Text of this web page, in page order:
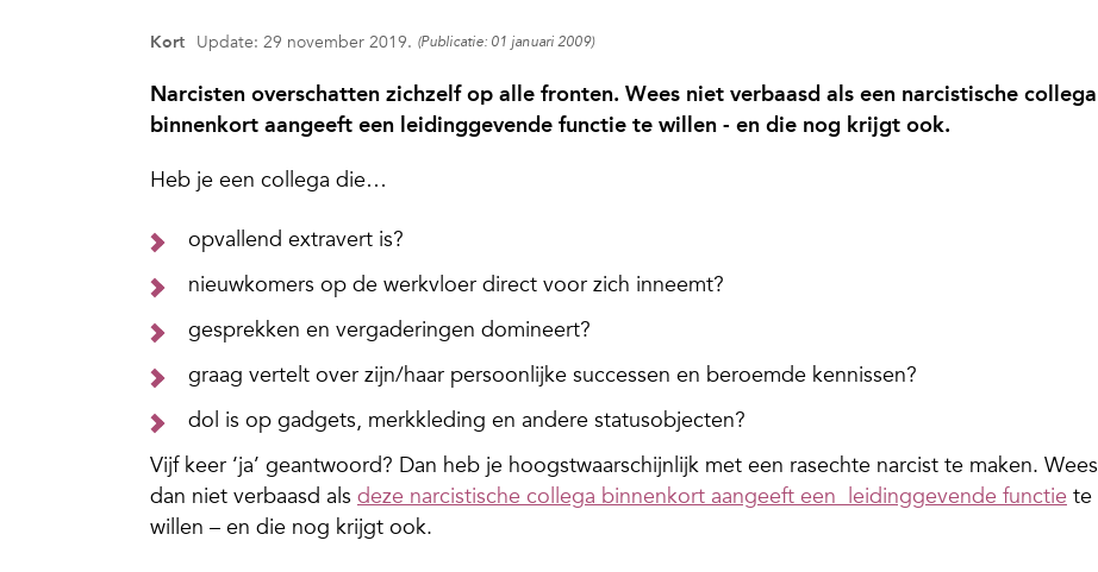
Kort Update: 29 november 2019. (Publicatie: 01 januari 2009)
Narcisten overschatten zichzelf op alle fronten. Wees niet verbaasd als een narcistische collega
binnenkort aangeeft een leidinggevende functie te willen - en die nog krijgt ook.
Heb je een collega die…
opvallend extravert is?
nieuwkomers op de werkvloer direct voor zich inneemt?
gesprekken en vergaderingen domineert?
graag vertelt over zijn/haar persoonlijke successen en beroemde kennissen?
dol is op gadgets, merkkleding en andere statusobjecten?
Vijf keer ‘ja’ geantwoord? Dan heb je hoogstwaarschijnlijk met een rasechte narcist te maken. Wees
dan niet verbaasd als deze narcistische collega binnenkort aangeeft een leidinggevende functie te
willen – en die nog krijgt ook.